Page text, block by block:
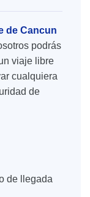
de Cancun
podrás
viaje libre
cualquiera
de
de llegada